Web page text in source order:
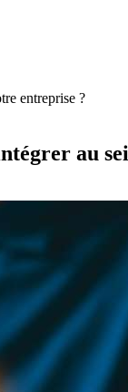
entreprise ?
au